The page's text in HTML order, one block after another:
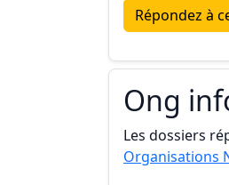
Répondez à
Ong
Les dossiers
Organisations